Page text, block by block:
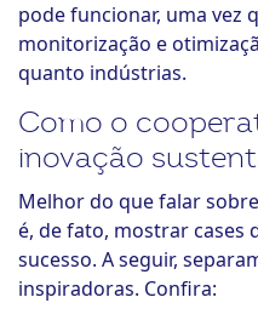
pode funcionar, uma vez
monitorização e
quanto indústrias.
Como o
inovação
Melhor do que falar
é, de fato, mostrar cases
sucesso. A seguir,
inspiradoras. Confira: